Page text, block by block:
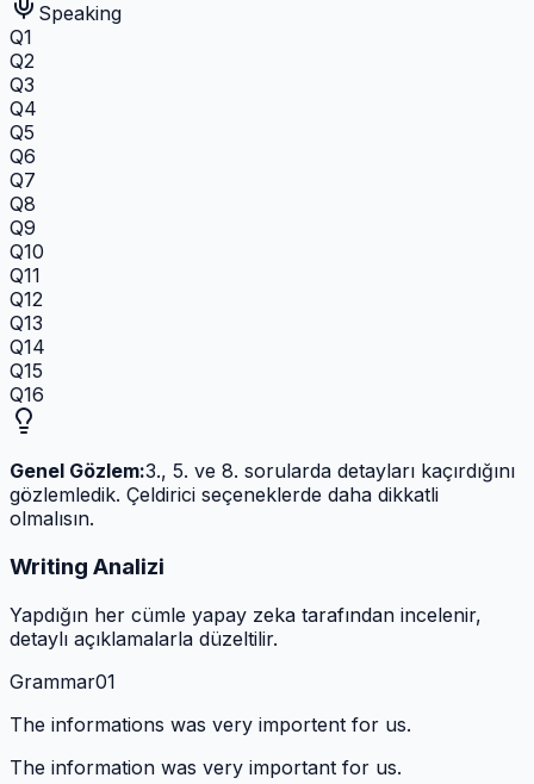
Speaking
Q1
Q2
Q3
Q4
Q5
Q6
Q7
Q8
Q9
Q10
Q11
Q12
Q13
Q14
Q15
Q16
Genel Gözlem:3., 5. ve 8. sorularda detayları kaçırdığını
gözlemledik. Çeldirici seçeneklerde daha dikkatli
olmalısın.
Writing Analizi
Yapdığın her cümle yapay zeka tarafından incelenir,
detaylı açıklamalarla düzeltilir.
Grammar01
The informations was very importent for us.
The information was very important for us.